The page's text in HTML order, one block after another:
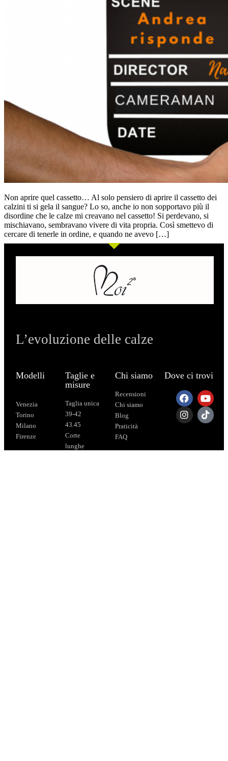
Non aprire quel cassetto… Al solo pensiero di aprire il cassetto dei
calzini ti si gela il sangue? Lo so, anche io non sopportavo più il
disordine che le calze mi creavano nel cassetto! Si perdevano, si
mischiavano, sembravano vivere di vita propria. Così smettevo di
cercare di tenerle in ordine, e quando ne avevo […]
L’evoluzione delle calze
Modelli
Venezia
Torino
Milano
Firenze
Taglie e
misure
Taglia unica
39-42
43.45
Corte
lunghe
Chi siamo
Recensioni
Chi siamo
Blog
Praticità
FAQ
Dove ci trovi